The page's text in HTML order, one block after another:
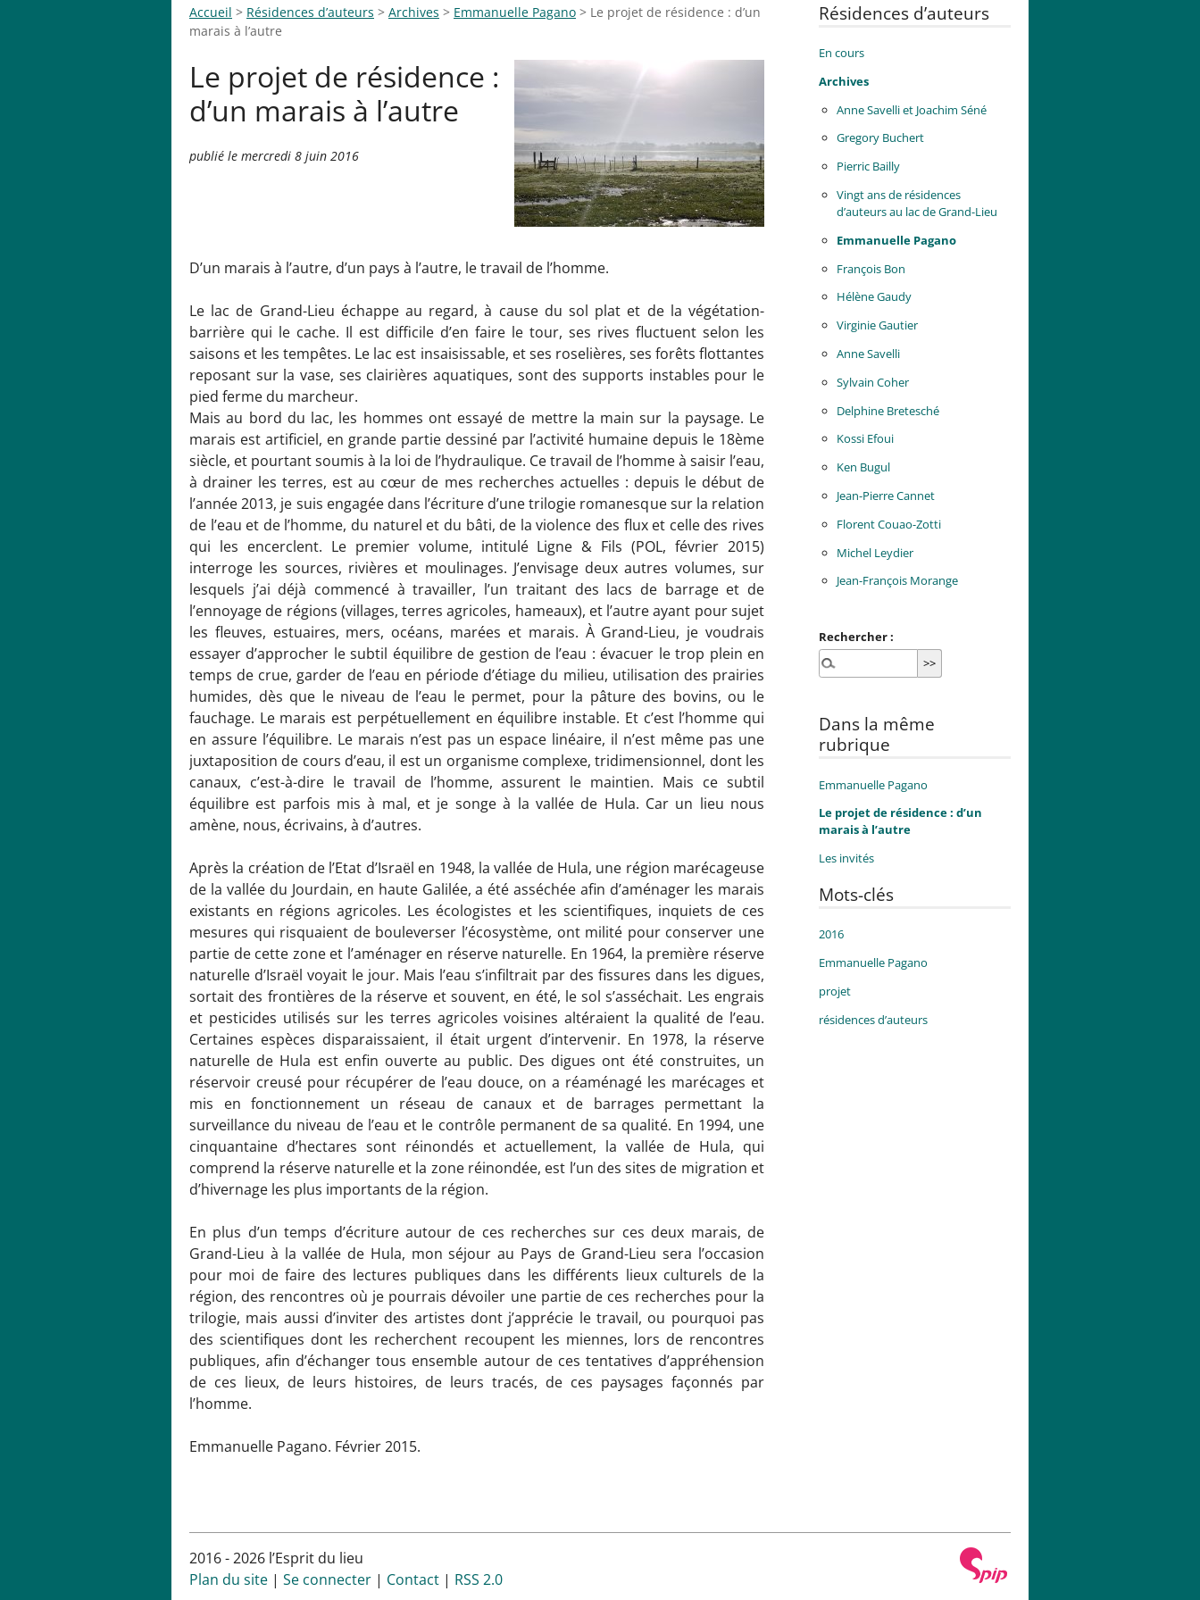
Accueil > Résidences d’auteurs > Archives > Emmanuelle Pagano > Le projet de résidence : d’un
marais à l’autre
Le projet de résidence :
d’un marais à l’autre
publié le mercredi 8 juin 2016
D’un marais à l’autre, d’un pays à l’autre, le travail de l’homme.
Le lac de Grand-Lieu échappe au regard, à cause du sol plat et de la végétation-
barrière qui le cache. Il est difficile d’en faire le tour, ses rives fluctuent selon les
saisons et les tempêtes. Le lac est insaisissable, et ses roselières, ses forêts flottantes
reposant sur la vase, ses clairières aquatiques, sont des supports instables pour le
pied ferme du marcheur.
Mais au bord du lac, les hommes ont essayé de mettre la main sur la paysage. Le
marais est artificiel, en grande partie dessiné par l’activité humaine depuis le 18ème
siècle, et pourtant soumis à la loi de l’hydraulique. Ce travail de l’homme à saisir l’eau,
à drainer les terres, est au cœur de mes recherches actuelles : depuis le début de
l’année 2013, je suis engagée dans l’écriture d’une trilogie romanesque sur la relation
de l’eau et de l’homme, du naturel et du bâti, de la violence des flux et celle des rives
qui les encerclent. Le premier volume, intitulé Ligne & Fils (POL, février 2015)
interroge les sources, rivières et moulinages. J’envisage deux autres volumes, sur
lesquels j’ai déjà commencé à travailler, l’un traitant des lacs de barrage et de
l’ennoyage de régions (villages, terres agricoles, hameaux), et l’autre ayant pour sujet
les fleuves, estuaires, mers, océans, marées et marais. À Grand-Lieu, je voudrais
essayer d’approcher le subtil équilibre de gestion de l’eau : évacuer le trop plein en
temps de crue, garder de l’eau en période d’étiage du milieu, utilisation des prairies
humides, dès que le niveau de l’eau le permet, pour la pâture des bovins, ou le
fauchage. Le marais est perpétuellement en équilibre instable. Et c’est l’homme qui
en assure l’équilibre. Le marais n’est pas un espace linéaire, il n’est même pas une
juxtaposition de cours d’eau, il est un organisme complexe, tridimensionnel, dont les
canaux, c’est-à-dire le travail de l’homme, assurent le maintien. Mais ce subtil
équilibre est parfois mis à mal, et je songe à la vallée de Hula. Car un lieu nous
amène, nous, écrivains, à d’autres.
Après la création de l’Etat d’Israël en 1948, la vallée de Hula, une région marécageuse
de la vallée du Jourdain, en haute Galilée, a été asséchée afin d’aménager les marais
existants en régions agricoles. Les écologistes et les scientifiques, inquiets de ces
mesures qui risquaient de bouleverser l’écosystème, ont milité pour conserver une
partie de cette zone et l’aménager en réserve naturelle. En 1964, la première réserve
naturelle d’Israël voyait le jour. Mais l’eau s’infiltrait par des fissures dans les digues,
sortait des frontières de la réserve et souvent, en été, le sol s’asséchait. Les engrais
et pesticides utilisés sur les terres agricoles voisines altéraient la qualité de l’eau.
Certaines espèces disparaissaient, il était urgent d’intervenir. En 1978, la réserve
naturelle de Hula est enfin ouverte au public. Des digues ont été construites, un
réservoir creusé pour récupérer de l’eau douce, on a réaménagé les marécages et
mis en fonctionnement un réseau de canaux et de barrages permettant la
surveillance du niveau de l’eau et le contrôle permanent de sa qualité. En 1994, une
cinquantaine d’hectares sont réinondés et actuellement, la vallée de Hula, qui
comprend la réserve naturelle et la zone réinondée, est l’un des sites de migration et
d’hivernage les plus importants de la région.
En plus d’un temps d’écriture autour de ces recherches sur ces deux marais, de
Grand-Lieu à la vallée de Hula, mon séjour au Pays de Grand-Lieu sera l’occasion
pour moi de faire des lectures publiques dans les différents lieux culturels de la
région, des rencontres où je pourrais dévoiler une partie de ces recherches pour la
trilogie, mais aussi d’inviter des artistes dont j’apprécie le travail, ou pourquoi pas
des scientifiques dont les recherchent recoupent les miennes, lors de rencontres
publiques, afin d’échanger tous ensemble autour de ces tentatives d’appréhension
de ces lieux, de leurs histoires, de leurs tracés, de ces paysages façonnés par
l’homme.
Emmanuelle Pagano. Février 2015.
Résidences d’auteurs
En cours
Archives
Anne Savelli et Joachim Séné
Gregory Buchert
Pierric Bailly
Vingt ans de résidences
d’auteurs au lac de Grand-Lieu
Emmanuelle Pagano
François Bon
Hélène Gaudy
Virginie Gautier
Anne Savelli
Sylvain Coher
Delphine Bretesché
Kossi Efoui
Ken Bugul
Jean-Pierre Cannet
Florent Couao-Zotti
Michel Leydier
Jean-François Morange
Rechercher :
Dans la même
rubrique
Emmanuelle Pagano
Le projet de résidence : d’un
marais à l’autre
Les invités
Mots-clés
2016
Emmanuelle Pagano
projet
résidences d’auteurs
2016 - 2026 l’Esprit du lieu
Plan du site | Se connecter | Contact | RSS 2.0